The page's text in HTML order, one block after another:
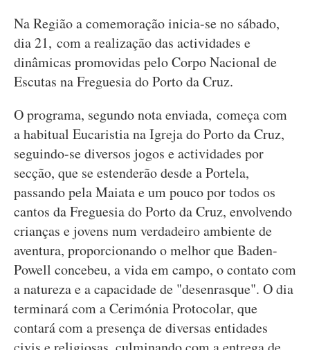
Na Região a comemoração inicia-se no sábado,
dia 21, com a realização das actividades e
dinâmicas promovidas pelo Corpo Nacional de
Escutas na Freguesia do Porto da Cruz.
O programa, segundo nota enviada, começa com
a habitual Eucaristia na Igreja do Porto da Cruz,
seguindo-se diversos jogos e actividades por
secção, que se estenderão desde a Portela,
passando pela Maiata e um pouco por todos os
cantos da Freguesia do Porto da Cruz, envolvendo
crianças e jovens num verdadeiro ambiente de
aventura, proporcionando o melhor que Baden-
Powell concebeu, a vida em campo, o contato com
a natureza e a capacidade de "desenrasque". O dia
terminará com a Cerimónia Protocolar, que
contará com a presença de diversas entidades